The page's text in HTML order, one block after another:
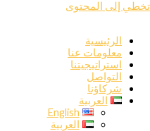
تخطي إلى المحتوى
الرئيسية
معلومات عنا
استراتيجيتنا
التواصل
شركاؤنا
العربية
English
العربية